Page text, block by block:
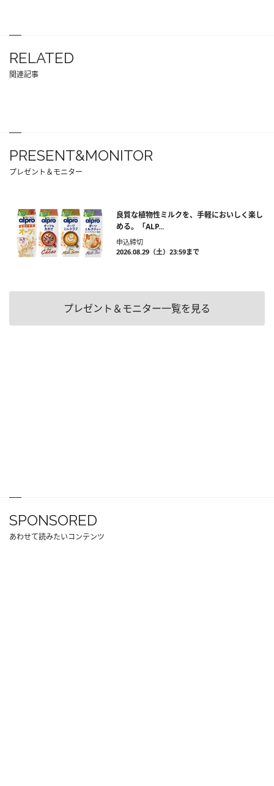
RELATED
関連記事
PRESENT&MONITOR
プレゼント＆モニター
良質な植物性ミルクを、手軽においしく楽し
める。「ALP...
申込締切
2026.08.29（土）23:59まで
プレゼント＆モニター一覧を見る
SPONSORED
あわせて読みたいコンテンツ